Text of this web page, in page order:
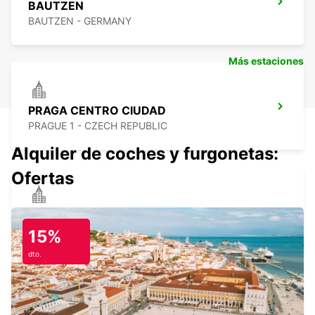
BAUTZEN
BAUTZEN - GERMANY
PRAGA CENTRO CIUDAD
PRAGUE 1 - CZECH REPUBLIC
COTTBUS
COTTBUS - GERMANY
Más estaciones
Alquiler de coches y furgonetas:
Ofertas
15%
dto.